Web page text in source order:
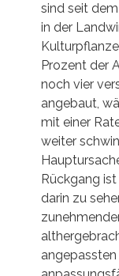
sind seit
in der
Prozent der
noch vier
angebaut,
mit einer
weiter
Rückgang
darin zu